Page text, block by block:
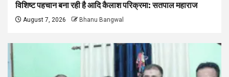
विशिष्ट पहचान बना रही है आदि कैलाश परिक्रमा: सतपाल महाराज
August 7, 2026 Bhanu Bangwal